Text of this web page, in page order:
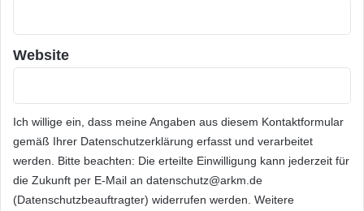
y
P
l
t
t
f
o
r
m
Website
Ich willige ein, dass meine Angaben aus diesem Kontaktformular
gemäß Ihrer Datenschutzerklärung erfasst und verarbeitet
werden. Bitte beachten: Die erteilte Einwilligung kann jederzeit für
die Zukunft per E-Mail an datenschutz@arkm.de
(Datenschutzbeauftragter) widerrufen werden. Weitere